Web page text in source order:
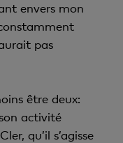
envers mon
pas
être deux:
activité
qu’il s’agisse